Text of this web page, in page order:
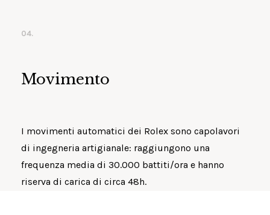
04.
Movimento
I movimenti automatici dei Rolex sono capolavori
di ingegneria artigianale: raggiungono una
frequenza media di 30.000 battiti/ora e hanno
riserva di carica di circa 48h.